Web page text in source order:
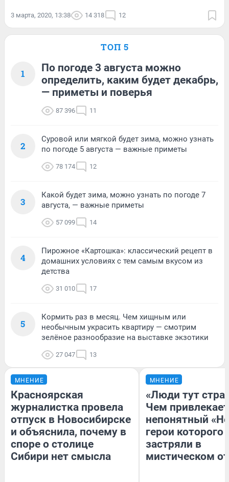
3 марта, 2020, 13:38 14 318 12
ТОП 5
1
По погоде 3 августа можно
определить, каким будет декабрь,
— приметы и поверья
87 396 11
2
Суровой или мягкой будет зима, можно узнать
по погоде 5 августа — важные приметы
78 174 12
3
Какой будет зима, можно узнать по погоде 7
августа, — важные приметы
57 099 14
4
Пирожное «Картошка»: классический рецепт в
домашних условиях с тем самым вкусом из
детства
31 010 17
5
Кормить раз в месяц. Чем хищным или
необычным украсить квартиру — смотрим
зелёное разнообразие на выставке экзотики
27 047 13
МНЕНИЕ
Красноярская
журналистка провела
отпуск в Новосибирске
и объяснила, почему в
споре о столице
Сибири нет смысла
МНЕНИЕ
«Люди тут
Чем привлекает
непонятный
герои которого
застряли в
мистическом